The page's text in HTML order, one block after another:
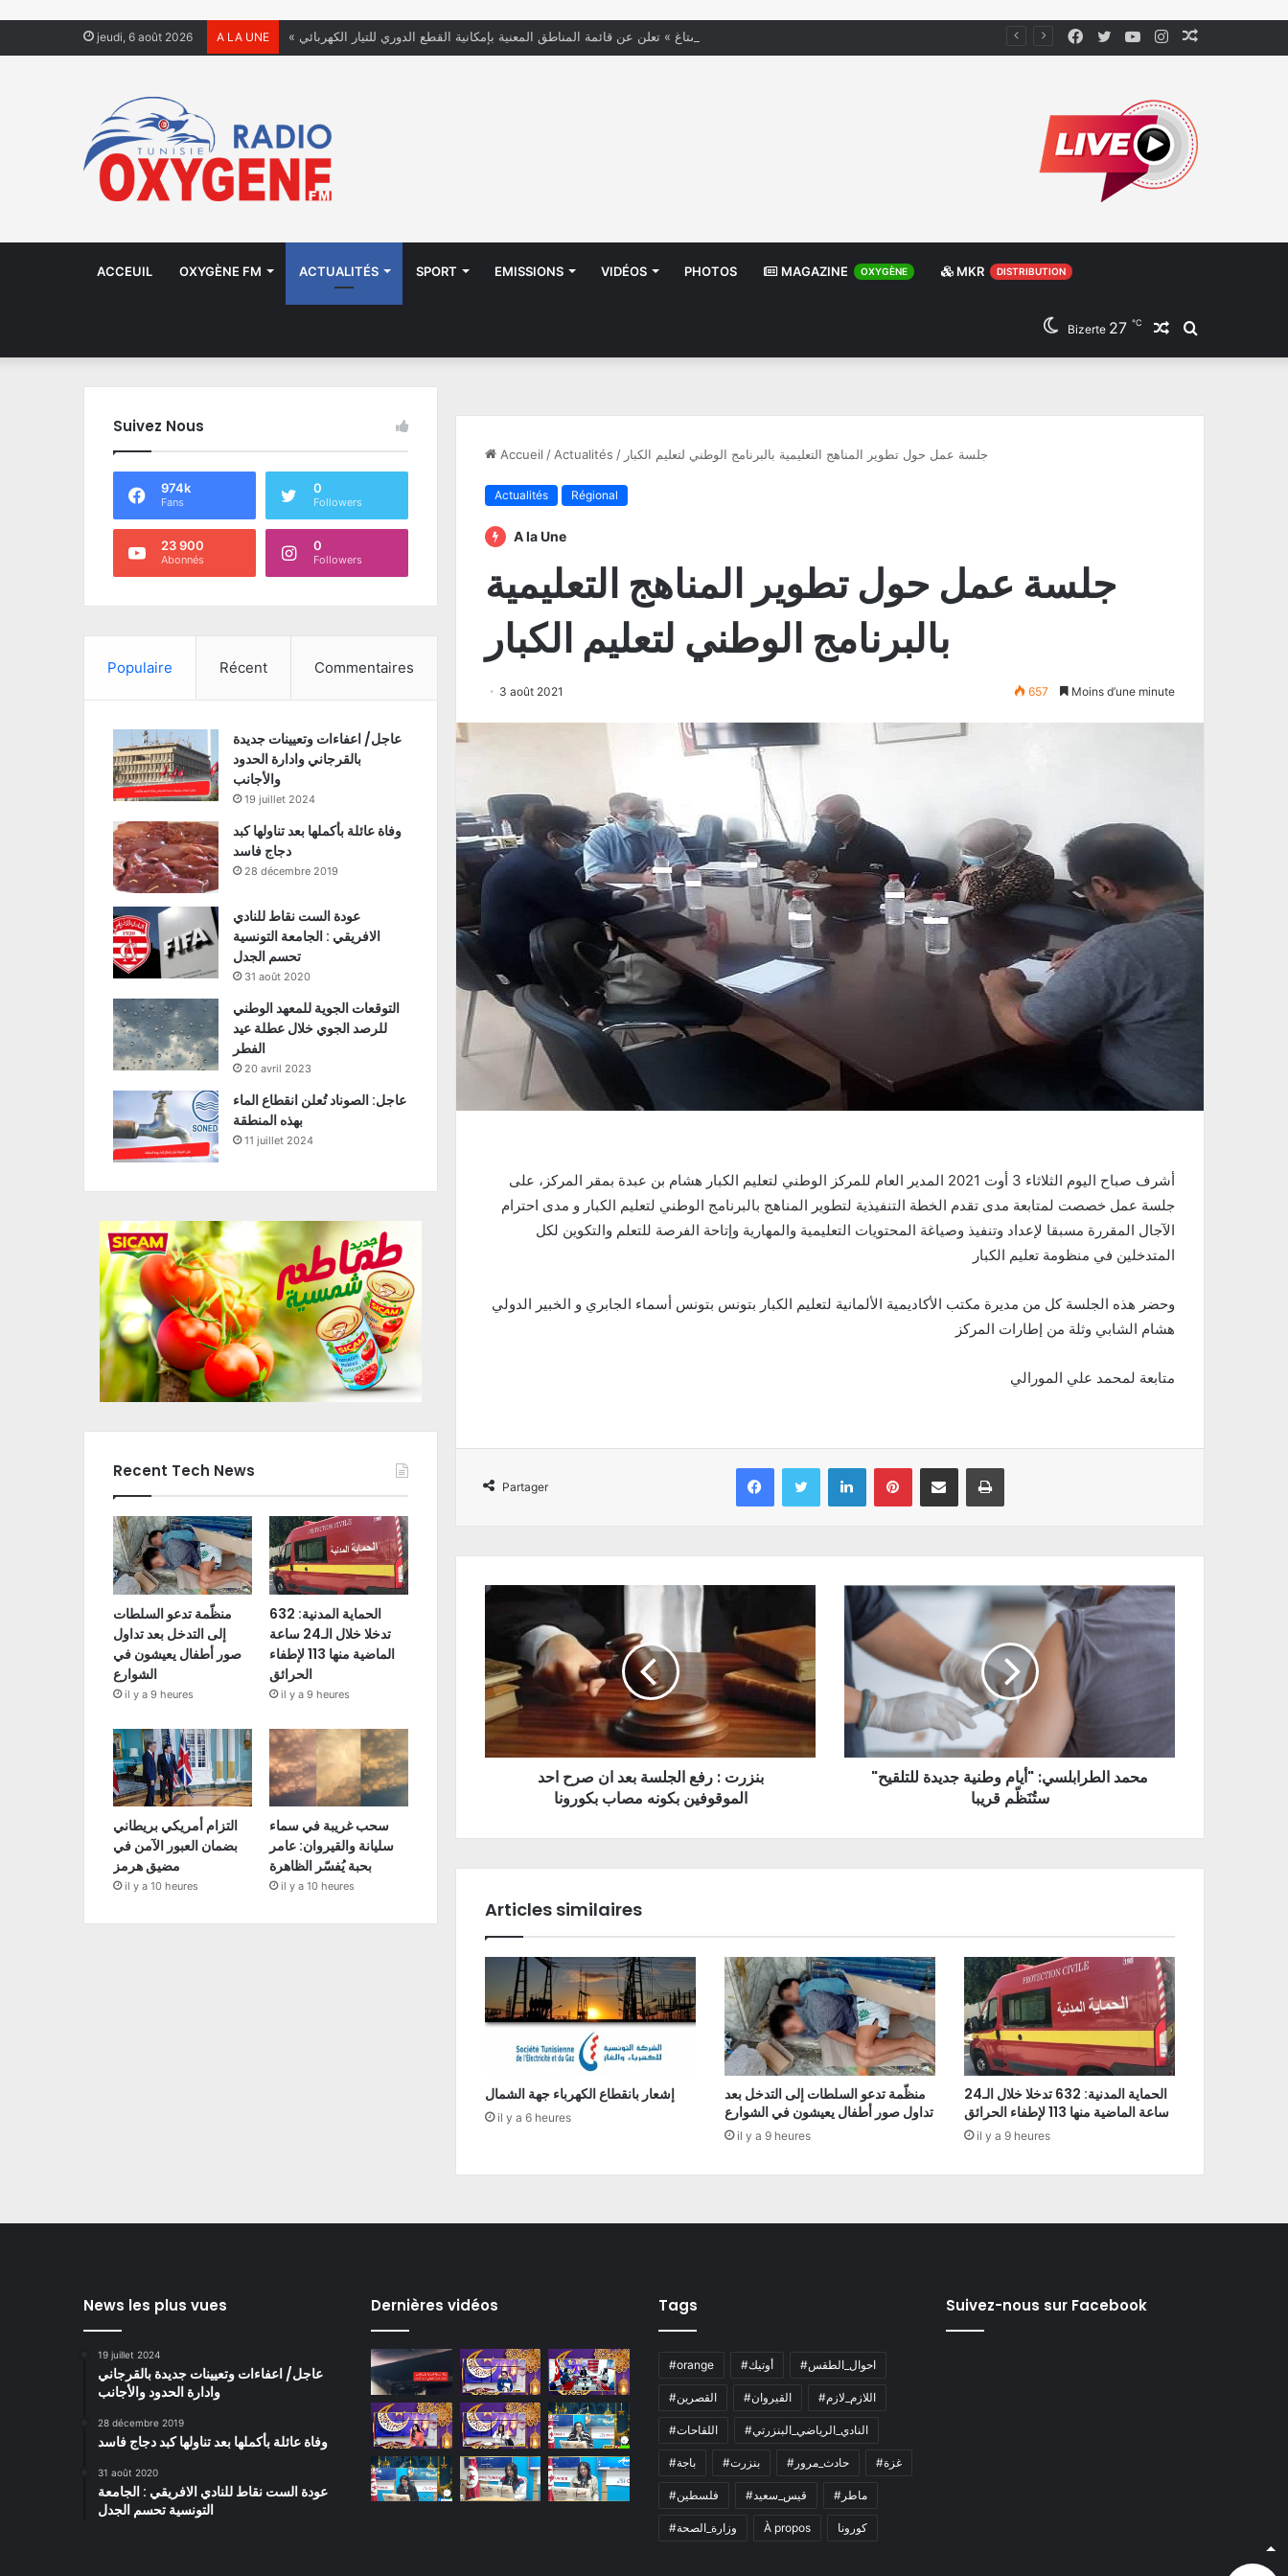
jeudi, 6 août 2026 A LA UNE « الستاغ » تعلن عن قائمة المناطق المعنية بإمكانية القطع الدوري للتيار الكهربائي Instagram
YouTube
Twitter
Facebook
ACCEUIL OXYGÈNE FM ACTUALITÉS SPORT EMISSIONS VIDÉOS PHOTOS MAGAZINE OXYGÈNE MKR DISTRIBUTION
Rechercher
Article
Bizerte 27 ℃
Accueil / Actualités / جلسة عمل حول تطوير المناهج التعليمية بالبرنامج الوطني لتعليم الكبار
Actualités Régional
A la Une
جلسة عمل حول تطوير المناهج التعليمية
بالبرنامج الوطني لتعليم الكبار
3 août 2021 657 Moins d’une minute
أشرف صباح اليوم الثلاثاء 3 أوت 2021 المدير العام للمركز الوطني لتعليم الكبار هشام بن عبدة بمقر المركز، على
جلسة عمل خصصت لمتابعة مدى تقدم الخطة التنفيذية لتطوير المناهج بالبرنامج الوطني لتعليم الكبار و مدى احترام
الآجال المقررة مسبقا لإعداد وتنفيذ وصياغة المحتويات التعليمية والمهارية وإتاحة الفرصة للتعلم والتكوين لكل
المتدخلين في منظومة تعليم الكبار
وحضر هذه الجلسة كل من مديرة مكتب الأكاديمية الألمانية لتعليم الكبار بتونس بتونس أسماء الجابري و الخبير الدولي
هشام الشابي وثلة من إطارات المركز
متابعة لمحمد علي المورالي
Partager
Facebook Twitter Linkedin Pinterest Partager par email Imprimer
بنزرت : رفع الجلسة بعد ان صرح احد
الموقوفين بكونه مصاب بكورونا
"محمد الطرابلسي: "أيام وطنية جديدة للتلقيح
ستُنَظّم قريبا
Articles similaires
إشعار بانقطاع الكهرباء جهة الشمال
il y a 6 heures
منظّمة تدعو السلطات إلى التدخل بعد
تداول صور أطفال يعيشون في الشوارع
il y a 9 heures
الحماية المدنية: 632 تدخلا خلال الـ24
ساعة الماضية منها 113 لإطفاء الحرائق
il y a 9 heures
Suivez Nous
974k
Fans
0
Followers
23 900
Abonnés
0
Followers
Populaire Récent Commentaires
عاجل/ اعفاءات وتعيينات جديدة
بالقرجاني وادارة الحدود
والأجانب
19 juillet 2024
وفاة عائلة بأكملها بعد تناولها كبد
دجاج فاسد
28 décembre 2019
عودة الست نقاط للنادي
الافريقي : الجامعة التونسية
تحسم الجدل
31 août 2020
التوقعات الجوية للمعهد الوطني
للرصد الجوي خلال عطلة عيد
الفطر
20 avril 2023
عاجل: الصوناد تُعلن انقطاع الماء
بهذه المنطقة
11 juillet 2024
Recent Tech News
منظّمة تدعو السلطات
إلى التدخل بعد تداول
صور أطفال يعيشون في
الشوارع
il y a 9 heures
الحماية المدنية: 632
تدخلا خلال الـ24 ساعة
الماضية منها 113 لإطفاء
الحرائق
il y a 9 heures
التزام أمريكي بريطاني
بضمان العبور الآمن في
مضيق هرمز
il y a 10 heures
سحب غريبة في سماء
سليانة والقيروان: عامر
بحبة يُفسّر الظاهرة
il y a 10 heures
News les plus vues
19 juillet 2024
عاجل/ اعفاءات وتعيينات جديدة بالقرجاني
وادارة الحدود والأجانب
28 décembre 2019
وفاة عائلة بأكملها بعد تناولها كبد دجاج فاسد
31 août 2020
عودة الست نقاط للنادي الافريقي : الجامعة
التونسية تحسم الجدل
Dernières vidéos Tags
#orange #أوتيك #احوال_الطقس
#القصرين #القيروان #اللازم_لازم
#اللقاحات #النادي_الرياضي_البنزرتي
#باجة #بنزرت #حادث_مرور #غزة
#فلسطين #قيس_سعيد #ماطر
#وزارة_الصحة À propos كورونا
Suivez-nous sur Facebook